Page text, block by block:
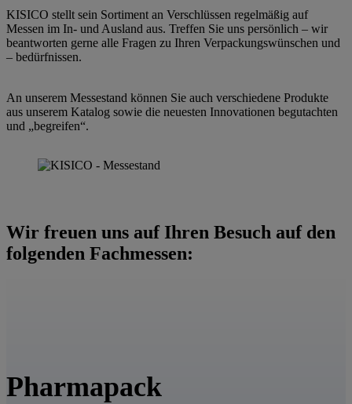
l
a
s
s
i
e
s
l
e
e
KISICO stellt sein Sortiment an Verschlüssen regelmäßig auf
Messen im In- und Ausland aus. Treffen Sie uns persönlich – wir
beantworten gerne alle Fragen zu Ihren Verpackungswünschen und
– bedürfnissen.
An unserem Messestand können Sie auch verschiedene Produkte
aus unserem Katalog sowie die neuesten Innovationen begutachten
und „begreifen“.
Wir freuen uns auf Ihren Besuch auf den
folgenden Fachmessen:
Pharmapack